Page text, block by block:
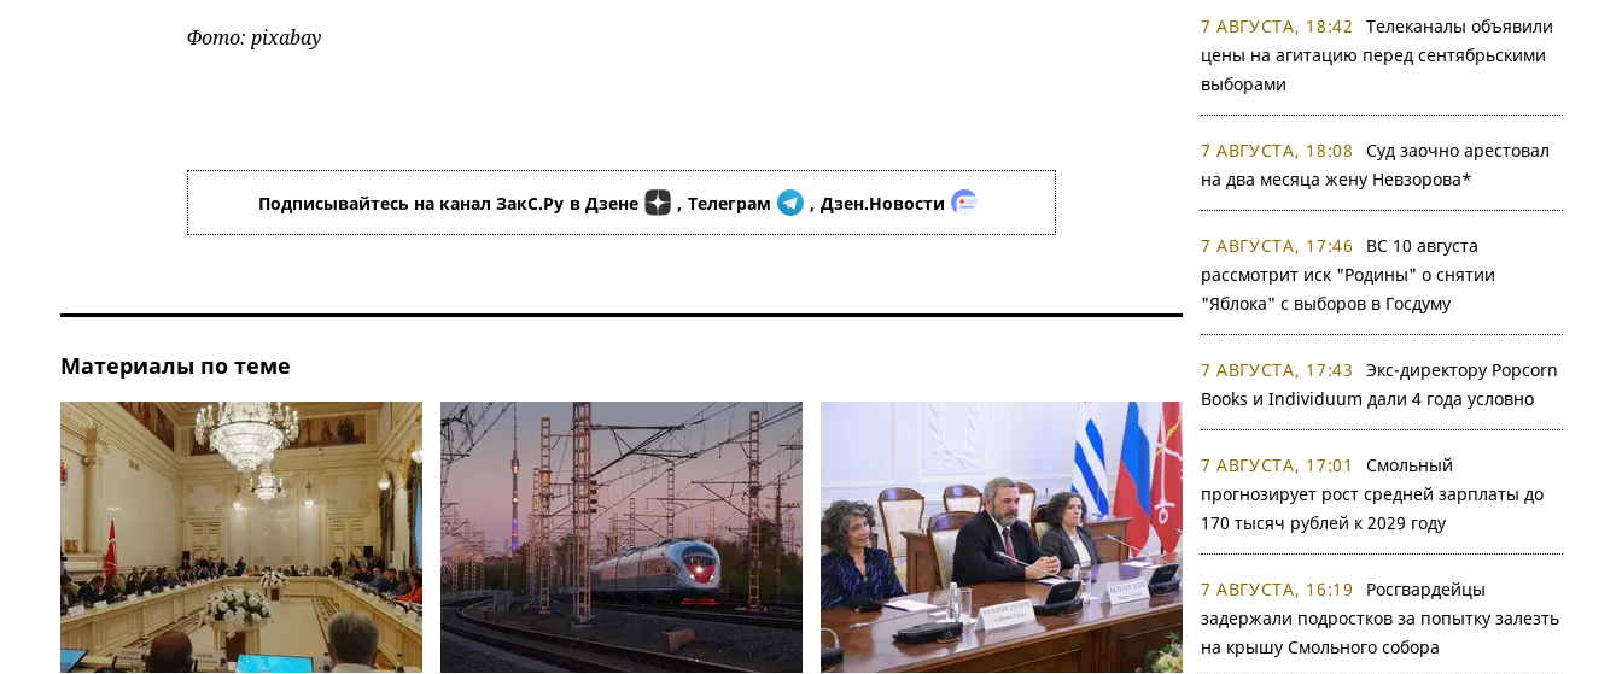
Фото: pixabay
Подписывайтесь на канал ЗакС.Ру в Дзене , Телеграм , Дзен.Новости
Материалы по теме
7 АВГУСТА, 18:42
Телеканалы объявили
цены на агитацию перед сентябрьскими
выборами
7 АВГУСТА, 18:08
Суд заочно арестовал
на два месяца жену Невзорова*
7 АВГУСТА, 17:46
ВС 10 августа
рассмотрит иск "Родины" о снятии
"Яблока" с выборов в Госдуму
7 АВГУСТА, 17:43
Экс-директору Popcorn
Books и Individuum дали 4 года условно
7 АВГУСТА, 17:01
Смольный
прогнозирует рост средней зарплаты до
170 тысяч рублей к 2029 году
7 АВГУСТА, 16:19
Росгвардейцы
задержали подростков за попытку залезть
на крышу Смольного собора